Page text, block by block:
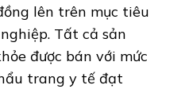
lên trên mục tiêu
Tất cả sản
được bán với mức
trang y tế đạt